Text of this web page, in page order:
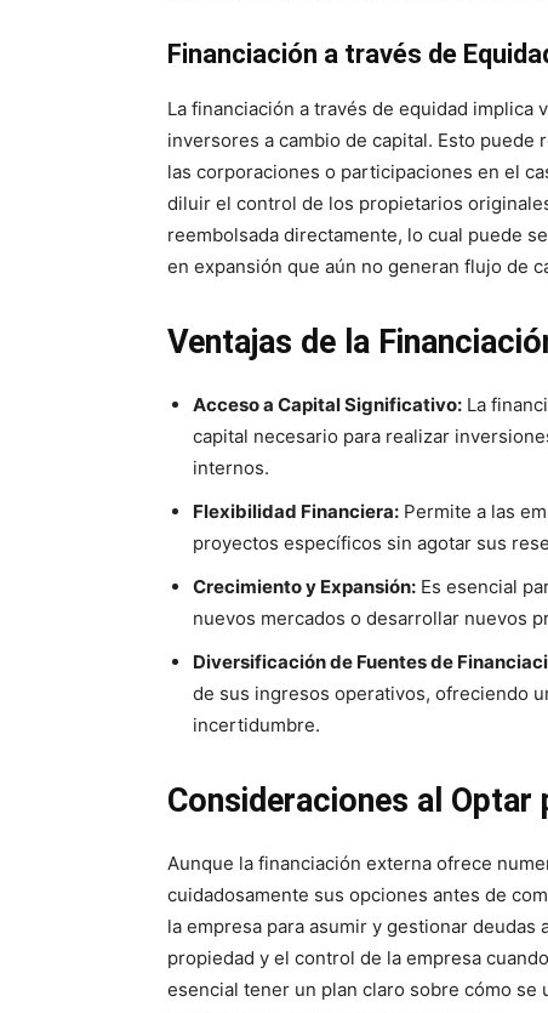
Financiación a través de
La financiación a través de equidad implica
inversores a cambio de capital. Esto puede
las corporaciones o participaciones en el
diluir el control de los propietarios
reembolsada directamente, lo cual puede
en expansión que aún no generan flujo de
Ventajas de la
Acceso a Capital Significativo: La
capital necesario para realizar
internos.
Flexibilidad Financiera: Permite a las
proyectos específicos sin agotar sus
Crecimiento y Expansión: Es esencial
nuevos mercados o desarrollar nuevos
Diversificación de Fuentes de
de sus ingresos operativos, ofreciendo
incertidumbre.
Consideraciones al
Aunque la financiación externa ofrece
cuidadosamente sus opciones antes de
la empresa para asumir y gestionar
propiedad y el control de la empresa
esencial tener un plan claro sobre cómo